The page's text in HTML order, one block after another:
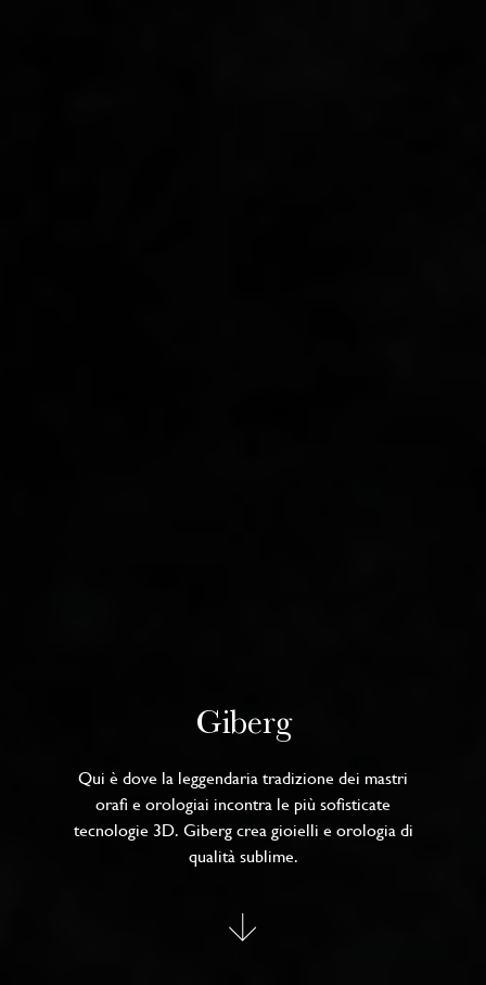
Giberg
Qui è dove la leggendaria tradizione dei mastri
orafi e orologiai incontra le più sofisticate
tecnologie 3D. Giberg crea gioielli e orologia di
qualità sublime.